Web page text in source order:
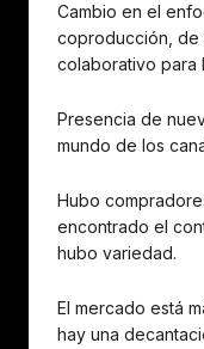
Cambio en el
coproducción, de
colaborativo para
Presencia de
mundo de los
Hubo
encontrado el
hubo variedad.
El mercado está
hay una